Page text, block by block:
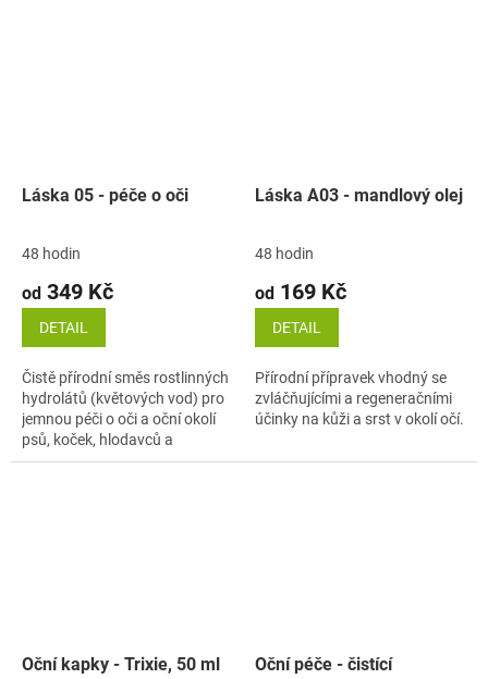
Láska 05 - péče o oči
48 hodin
od 349 Kč
DETAIL
Čistě přírodní směs rostlinných
hydrolátů (květových vod) pro
jemnou péči o oči a oční okolí
psů, koček, hlodavců a
ostatních zvířat.
Láska A03 - mandlový olej
48 hodin
od 169 Kč
DETAIL
Přírodní přípravek vhodný se
zvláčňujícími a regeneračními
účinky na kůži a srst v okolí očí.
Oční kapky - Trixie, 50 ml
Oční péče - čistící